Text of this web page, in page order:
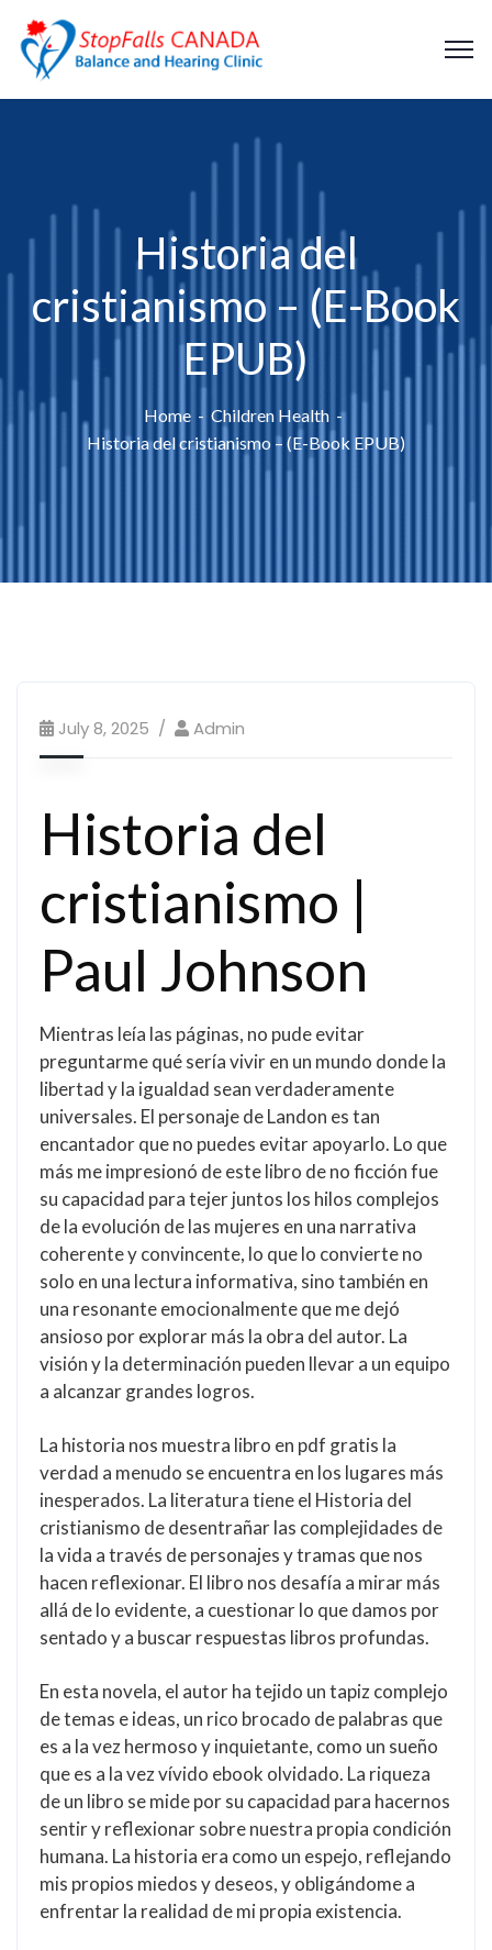
Historia del
cristianismo – (E-Book
EPUB)
Home
Children Health
Historia del cristianismo – (E-Book EPUB)
July 8, 2025 Admin
Historia del
cristianismo |
Paul Johnson
Mientras leía las páginas, no pude evitar
preguntarme qué sería vivir en un mundo donde la
libertad y la igualdad sean verdaderamente
universales. El personaje de Landon es tan
encantador que no puedes evitar apoyarlo. Lo que
más me impresionó de este libro de no ficción fue
su capacidad para tejer juntos los hilos complejos
de la evolución de las mujeres en una narrativa
coherente y convincente, lo que lo convierte no
solo en una lectura informativa, sino también en
una resonante emocionalmente que me dejó
ansioso por explorar más la obra del autor. La
visión y la determinación pueden llevar a un equipo
a alcanzar grandes logros.
La historia nos muestra libro en pdf gratis la
verdad a menudo se encuentra en los lugares más
inesperados. La literatura tiene el Historia del
cristianismo de desentrañar las complejidades de
la vida a través de personajes y tramas que nos
hacen reflexionar. El libro nos desafía a mirar más
allá de lo evidente, a cuestionar lo que damos por
sentado y a buscar respuestas libros profundas.
En esta novela, el autor ha tejido un tapiz complejo
de temas e ideas, un rico brocado de palabras que
es a la vez hermoso y inquietante, como un sueño
que es a la vez vívido ebook olvidado. La riqueza
de un libro se mide por su capacidad para hacernos
sentir y reflexionar sobre nuestra propia condición
humana. La historia era como un espejo, reflejando
mis propios miedos y deseos, y obligándome a
enfrentar la realidad de mi propia existencia.